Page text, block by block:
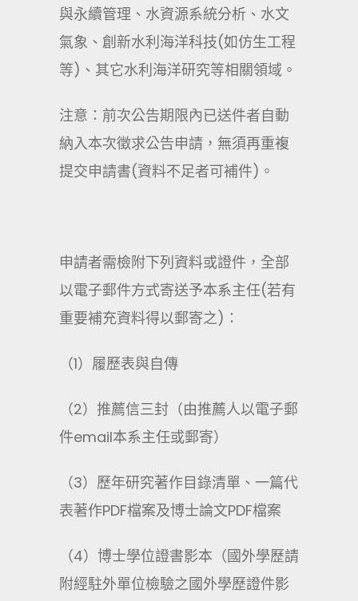
與永續管理、水資源系統分析、水文
氣象、創新水利海洋科技(如仿生工程
等)、其它水利海洋研究等相關領域。
注意：前次公告期限內已送件者自動
納入本次徵求公告申請，無須再重複
提交申請書(資料不足者可補件)。
申請者需檢附下列資料或證件，全部
以電子郵件方式寄送予本系主任(若有
重要補充資料得以郵寄之)：
（1）履歷表與自傳
（2）推薦信三封（由推薦人以電子郵
件email本系主任或郵寄）
（3）歷年研究著作目錄清單、一篇代
表著作PDF檔案及博士論文PDF檔案
（4）博士學位證書影本（國外學歷請
附經駐外單位檢驗之國外學歷證件影